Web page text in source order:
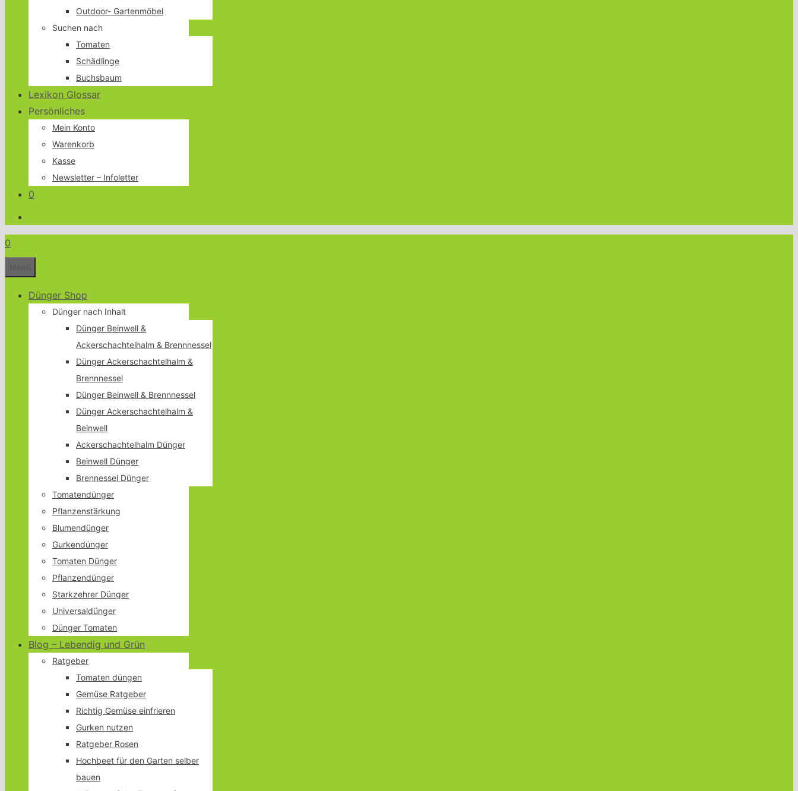
Outdoor- Gartenmöbel
Suchen nach
Tomaten
Schädlinge
Buchsbaum
Lexikon Glossar
Persönliches
Mein Konto
Warenkorb
Kasse
Newsletter – Infoletter
0
0
Dünger Shop
Dünger nach Inhalt
Dünger Beinwell &
Ackerschachtelhalm & Brennnessel
Dünger Ackerschachtelhalm &
Brennnessel
Dünger Beinwell & Brennnessel
Dünger Ackerschachtelhalm &
Beinwell
Ackerschachtelhalm Dünger
Beinwell Dünger
Brennessel Dünger
Tomatendünger
Pflanzenstärkung
Blumendünger
Gurkendünger
Tomaten Dünger
Pflanzendünger
Starkzehrer Dünger
Universaldünger
Dünger Tomaten
Blog – Lebendig und Grün
Ratgeber
Tomaten düngen
Gemüse Ratgeber
Richtig Gemüse einfrieren
Gurken nutzen
Ratgeber Rosen
Hochbeet für den Garten selber
bauen